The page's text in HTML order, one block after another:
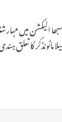
الیکشن میں
کا تعلق